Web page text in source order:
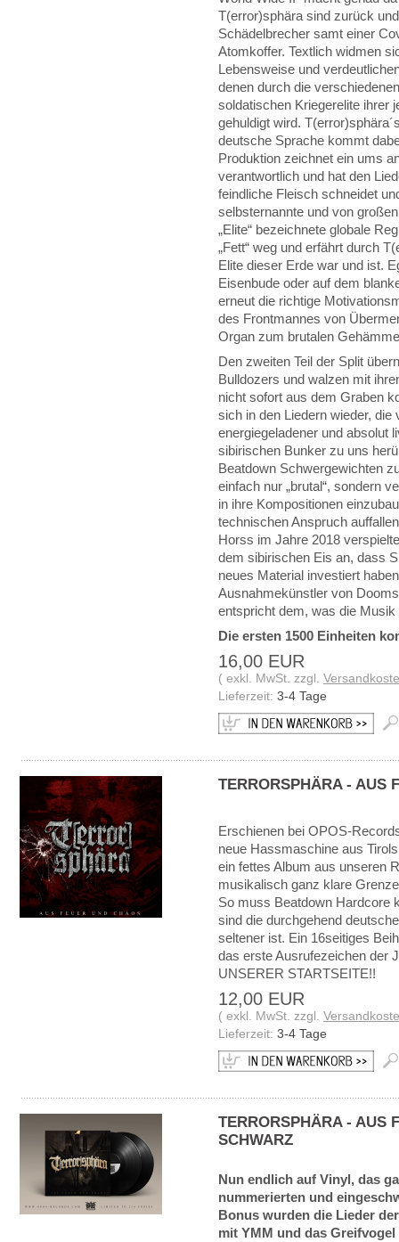
T(error)sphära sind zurück
Schädelbrecher samt einer
Atomkoffer. Textlich widmen
Lebensweise und
denen durch die
soldatischen Kriegerelite ihrer
gehuldigt wird.
deutsche Sprache kommt
Produktion zeichnet ein ums
verantwortlich und hat den
feindliche Fleisch schneidet
selbsternannte und von
„Elite“ bezeichnete globale
„Fett“ weg und erfährt durch
Elite dieser Erde war und ist.
Eisenbude oder auf dem
erneut die richtige
des Frontmannes von
Organ zum brutalen
Den zweiten Teil der Split
Bulldozers und walzen mit
nicht sofort aus dem Graben
sich in den Liedern wieder,
energiegeladener und absolut
sibirischen Bunker zu uns
Beatdown Schwergewichten
einfach nur „brutal“, sondern
in ihre Kompositionen
technischen Anspruch
Horss im Jahre 2018
dem sibirischen Eis an, dass
neues Material investiert
Ausnahmekünstler von
entspricht dem, was die Musik
Die ersten 1500 Einheiten
16,00 EUR
( exkl. MwSt. zzgl.
Lieferzeit: 3-4 Tage
TERRORSPHÄRA - AUS
Erschienen bei OPOS-
neue Hassmaschine aus
ein fettes Album aus unseren
musikalisch ganz klare
So muss Beatdown Hardcore
sind die durchgehend
seltener ist. Ein 16seitiges
das erste Ausrufezeichen der
UNSERER STARTSEITE!!
12,00 EUR
( exkl. MwSt. zzgl.
Lieferzeit: 3-4 Tage
TERRORSPHÄRA - AUS
SCHWARZ
Nun endlich auf Vinyl, das
nummerierten und
Bonus wurden die Lieder
mit YMM und das